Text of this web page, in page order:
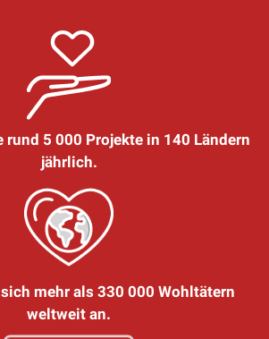
rund 5 000 Projekte in 140 Ländern
jährlich.
mehr als 330 000 Wohltätern
weltweit an.